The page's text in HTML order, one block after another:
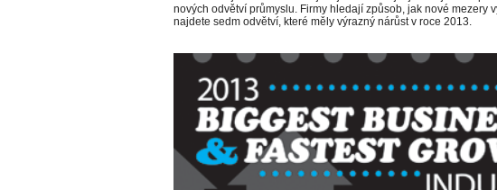
nových odvětví průmyslu. Firmy hledají způsob, jak nové mezery
najdete sedm odvětví, které měly výrazný nárůst v roce 2013.